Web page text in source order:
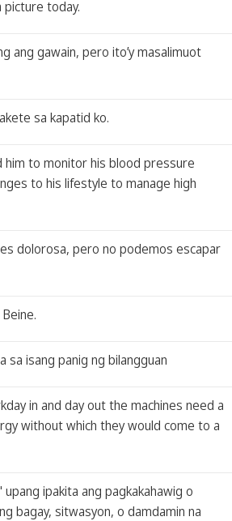
picture today.
ang gawain, pero ito’y masalimuot
sa kapatid ko.
him to monitor his blood pressure
to his lifestyle to manage high
dolorosa, pero no podemos escapar
sa isang panig ng bilangguan
in and day out the machines need a
without which they would come to a
ipakita ang pagkakahawig o
bagay, sitwasyon, o damdamin na